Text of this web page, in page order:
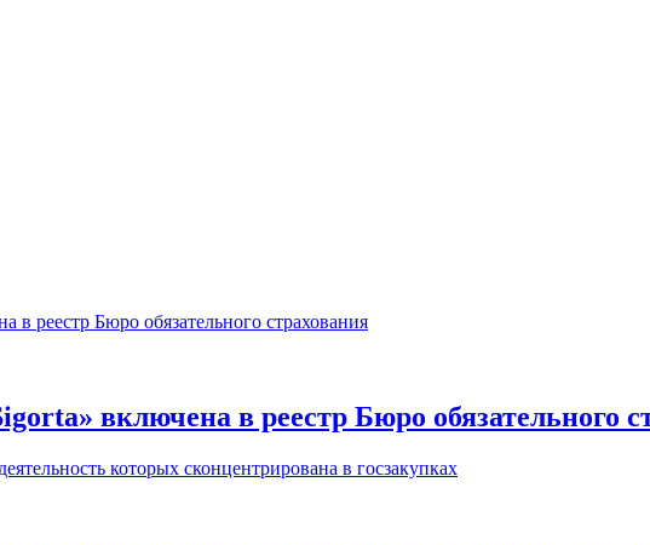
включена в реестр Бюро обязательного